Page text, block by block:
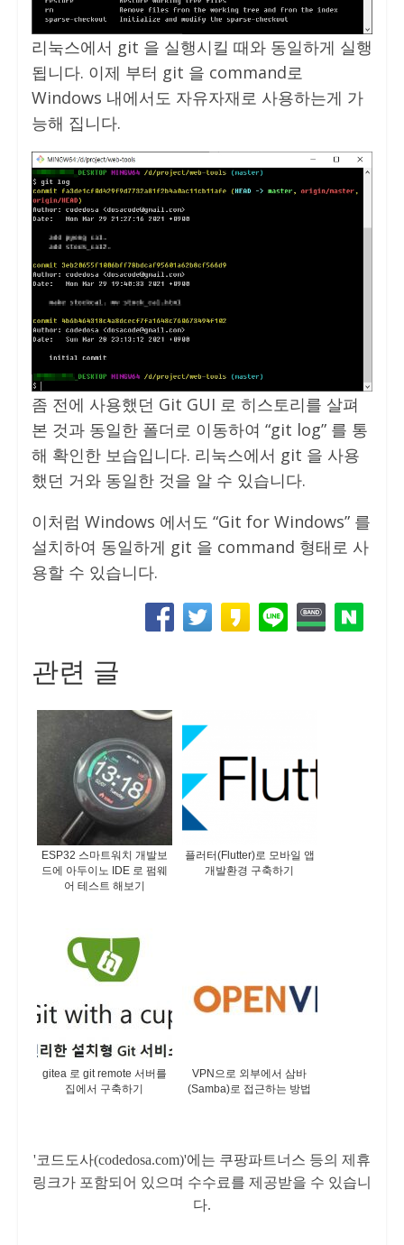
리눅스에서 git 을 실행시킬 때와 동일하게 실행
됩니다. 이제 부터 git 을 command로
Windows 내에서도 자유자재로 사용하는게 가
능해 집니다.
좀 전에 사용했던 Git GUI 로 히스토리를 살펴
본 것과 동일한 폴더로 이동하여 “git log” 를 통
해 확인한 보습입니다. 리눅스에서 git 을 사용
했던 거와 동일한 것을 알 수 있습니다.
이처럼 Windows 에서도 “Git for Windows” 를
설치하여 동일하게 git 을 command 형태로 사
용할 수 있습니다.
관련 글
ESP32 스마트워치 개발보
드에 아두이노 IDE 로 펌웨
어 테스트 해보기
플러터(Flutter)로 모바일 앱
개발환경 구축하기
gitea 로 git remote 서버를
집에서 구축하기
VPN으로 외부에서 삼바
(Samba)로 접근하는 방법
'코드도사(codedosa.com)'에는 쿠팡파트너스 등의 제휴
링크가 포함되어 있으며 수수료를 제공받을 수 있습니
다.